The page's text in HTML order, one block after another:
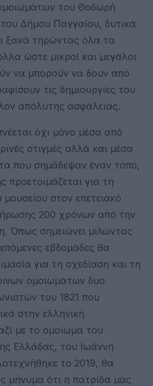
του Θοδωρή
του Δήμου Παγγαίου, δυτικά
ξανά τηρώντας όλα τα
ώστε μικροί και μεγάλοι
να μπορούν να δουν από
τις δημιουργίες του
απόλυτης ασφάλειας.
όχι μόνο μέσα από
στιγμές αλλά και μέσα
που σημάδεψαν έναν τόπο,
προετοιμάζεται για τη
στον επετειακό
200 χρόνων από την
Όπως σημειώνει μιλώντας
εβδομάδες θα
για τη σχεδίαση και τη
ομοιωμάτων δυο
του 1821 που
στην ελληνική
με το ομοίωμα του
Ελλάδας, του Ιωάννη
το 2019, θα
μήνυμα ότι η πατρίδα μας